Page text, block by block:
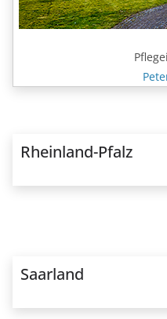
Rheinland-Pfalz
Saarland